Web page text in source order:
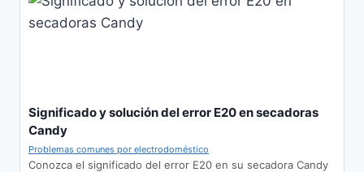
Significado y solución del error E20 en secadoras
Candy
Problemas comunes por electrodoméstico
Conozca el significado del error E20 en su secadora Candy